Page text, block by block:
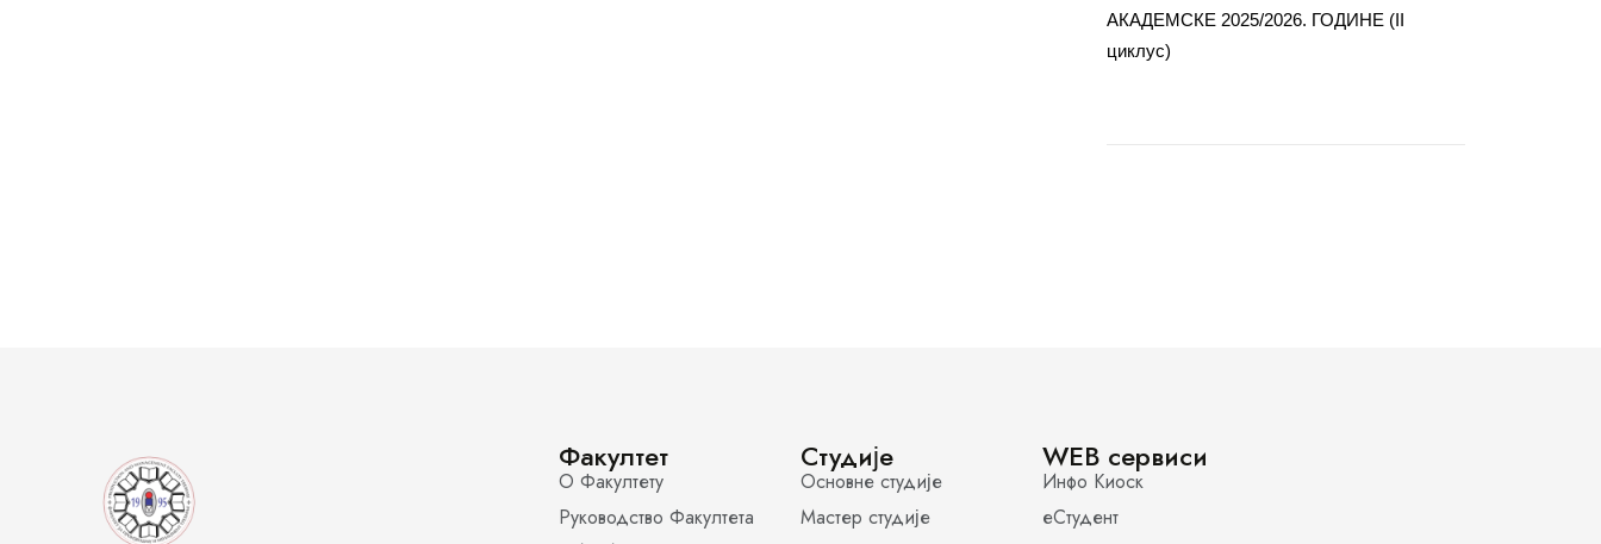
АКАДЕМСКЕ 2025/2026. ГОДИНЕ (II
циклус)
Факултет
О Факултету
Руководство Факултета
Студије
Основне студије
Мастер студије
WEB сервиси
Инфо Киоск
еСтудент